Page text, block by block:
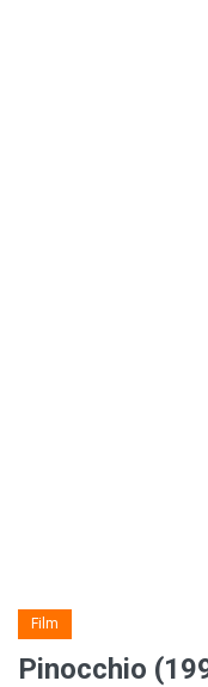
Film
Pinocchio